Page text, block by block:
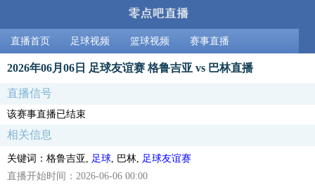
直播首页 足球视频 篮球视频 赛事直播
2026年06月06日 足球友谊赛 格鲁吉亚 vs 巴林直播
直播信号
该赛事直播已结束
相关信息
关键词：格鲁吉亚, 足球 , 巴林,
足球友谊赛
直播开始时间：2026-06-06 00:00